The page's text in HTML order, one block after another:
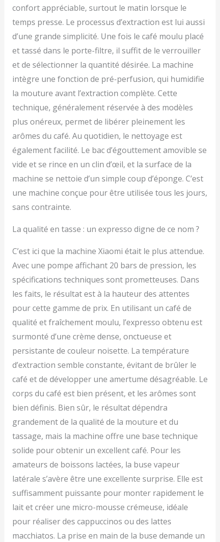
confort appréciable, surtout le matin lorsque le
temps presse. Le processus d’extraction est lui aussi
d’une grande simplicité. Une fois le café moulu placé
et tassé dans le porte-filtre, il suffit de le verrouiller
et de sélectionner la quantité désirée. La machine
intègre une fonction de pré-perfusion, qui humidifie
la mouture avant l’extraction complète. Cette
technique, généralement réservée à des modèles
plus onéreux, permet de libérer pleinement les
arômes du café. Au quotidien, le nettoyage est
également facilité. Le bac d’égouttement amovible se
vide et se rince en un clin d’œil, et la surface de la
machine se nettoie d’un simple coup d’éponge. C’est
une machine conçue pour être utilisée tous les jours,
sans contrainte.
La qualité en tasse : un expresso digne de ce nom ?
C’est ici que la machine Xiaomi était le plus attendue.
Avec une pompe affichant 20 bars de pression, les
spécifications techniques sont prometteuses. Dans
les faits, le résultat est à la hauteur des attentes
pour cette gamme de prix. En utilisant un café de
qualité et fraîchement moulu, l’expresso obtenu est
surmonté d’une crème dense, onctueuse et
persistante de couleur noisette. La température
d’extraction semble constante, évitant de brûler le
café et de développer une amertume désagréable. Le
corps du café est bien présent, et les arômes sont
bien définis. Bien sûr, le résultat dépendra
grandement de la qualité de la mouture et du
tassage, mais la machine offre une base technique
solide pour obtenir un excellent café. Pour les
amateurs de boissons lactées, la buse vapeur
latérale s’avère être une excellente surprise. Elle est
suffisamment puissante pour monter rapidement le
lait et créer une micro-mousse crémeuse, idéale
pour réaliser des cappuccinos ou des lattes
macchiatos. La prise en main de la buse demande un